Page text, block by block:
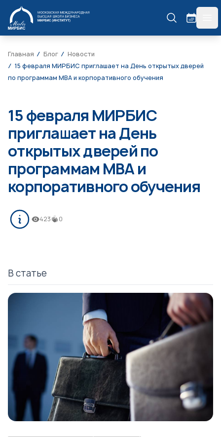
МИРБИС
Главная Блог
Новости
15 февраля МИРБИС приглашает на День открытых дверей
по программам МВА и корпоративного обучения
15 февраля МИРБИС
приглашает на День
открытых дверей по
программам МВА и
корпоративного обучения
423 0
В статье